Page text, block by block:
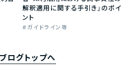
解釈適用に関する手引き」のポイ
ント
ガイドライン等
ログトップへ